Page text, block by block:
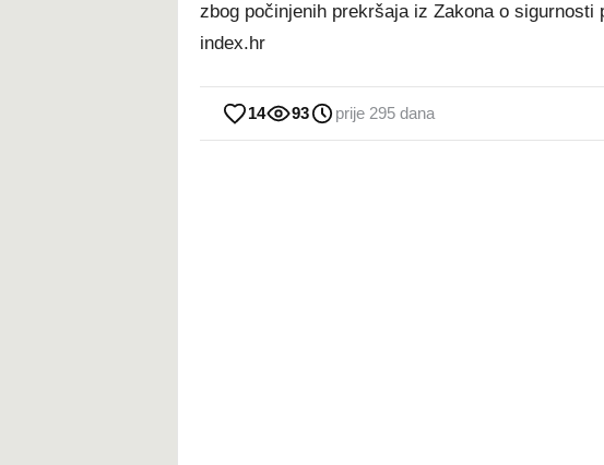
zbog počinjenih prekršaja iz Zakona o sigurnosti
index.hr
14 93 prije 295 dana